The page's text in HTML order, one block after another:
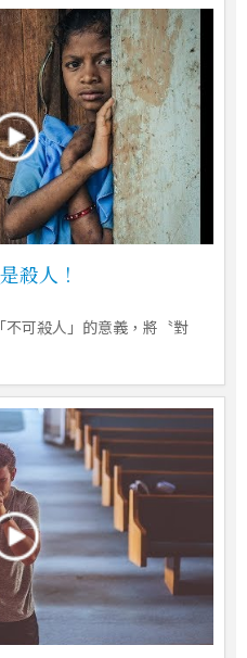
殺人！
可殺人」的意義，將〝對